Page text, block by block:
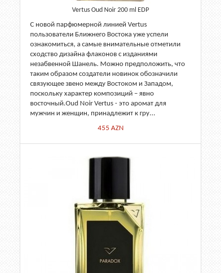
Vertus Oud Noir 200 ml EDP
С новой парфюмерной линией Vertus
пользователи Ближнего Востока уже успели
ознакомиться, а самые внимательные отметили
сходство дизайна флаконов с изданиями
незабвенной Шанель. Можно предположить, что
таким образом создатели новинок обозначили
связующее звено между Востоком и Западом,
поскольку характер композиций – явно
восточный.Oud Noir Vertus - это аромат для
мужчин и женщин, принадлежит к гру...
455 AZN